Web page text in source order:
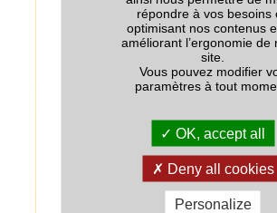
Teneur en protéines
répondre à vos besoins
optimisant nos contenus
améliorant l’ergonomie de
site.
Vous pouvez modifier
paramètres à tout
OK, accept all
Deny all cookies
Personalize